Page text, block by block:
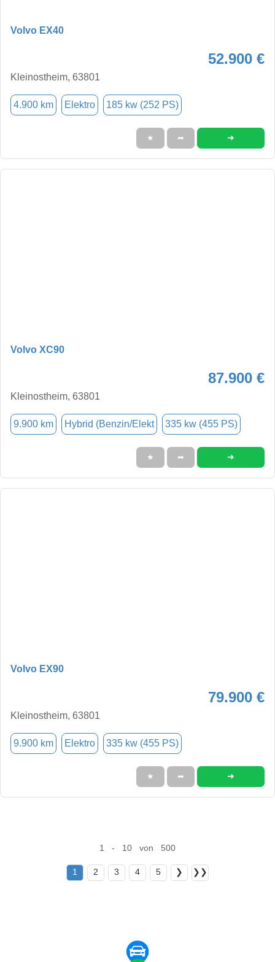
Volvo EX40
52.900 €
Kleinostheim, 63801
4.900 km Elektro 185 kw (252 PS)
★ ➦ ➜
Volvo XC90
87.900 €
Kleinostheim, 63801
9.900 km Hybrid (Benzin/Elekt 335 kw (455 PS)
★ ➦ ➜
Volvo EX90
79.900 €
Kleinostheim, 63801
9.900 km Elektro 335 kw (455 PS)
★ ➦ ➜
1 - 10 von 500
1 2 3 4 5 ❯ ❯❯